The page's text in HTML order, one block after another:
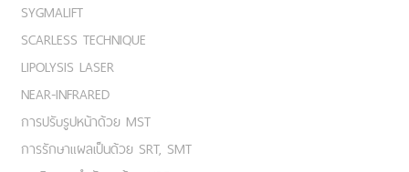
SYGMALIFT
SCARLESS TECHNIQUE
LIPOLYSIS LASER
NEAR-INFRARED
การปรับรูปหน้าด้วย MST
การรักษาแผลเป็นด้วย SRT, SMT